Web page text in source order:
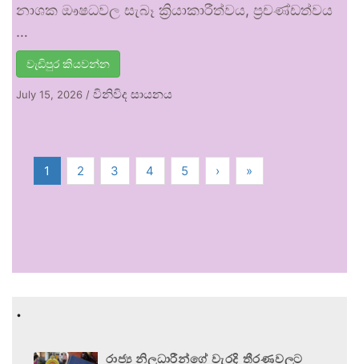
නාශක ඖෂධවල සැබෑ ක්‍රියාකාරීත්වය, ප්‍රචණ්ඩත්වය
…
වැඩිපුර කියවන්න
July 15, 2026 / විනිවිද සායනය
1 2 3 4 5 › »
.
රාජ්‍ය නිලධාරීන්ගේ වැරදි තීරණවලට